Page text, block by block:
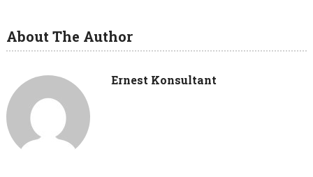
About The Author
Ernest Konsultant